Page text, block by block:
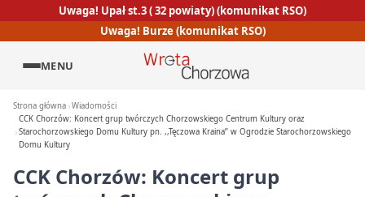
Uwaga! Upał st.3 ( 32 powiaty) (komunikat RSO)
Uwaga! Burze (komunikat RSO)
MENU
Strona główna Wiadomości
CCK Chorzów: Koncert grup twórczych Chorzowskiego Centrum Kultury oraz
Starochorzowskiego Domu Kultury pn. ,,Tęczowa Kraina’’ w Ogrodzie Starochorzowskiego
Domu Kultury
CCK Chorzów: Koncert grup